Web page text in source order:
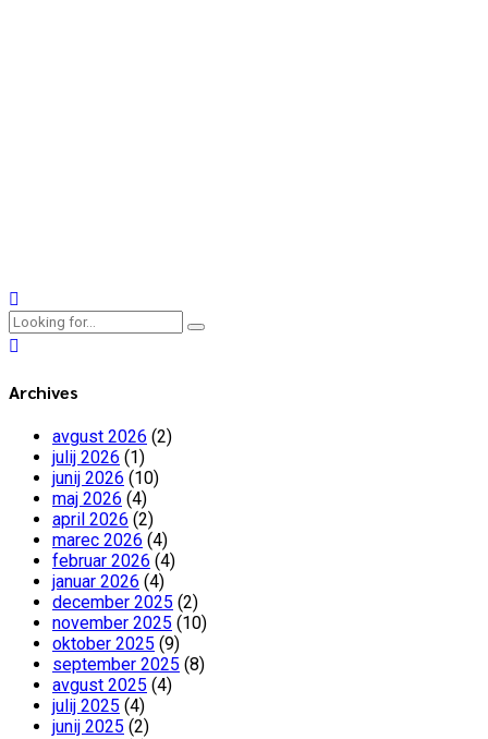
Archives
avgust 2026 (2)
julij 2026 (1)
junij 2026 (10)
maj 2026 (4)
april 2026 (2)
marec 2026 (4)
februar 2026 (4)
januar 2026 (4)
december 2025 (2)
november 2025 (10)
oktober 2025 (9)
september 2025 (8)
avgust 2025 (4)
julij 2025 (4)
junij 2025 (2)